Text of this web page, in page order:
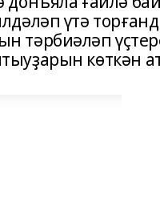
үтә
тәрбиәләп
көткән